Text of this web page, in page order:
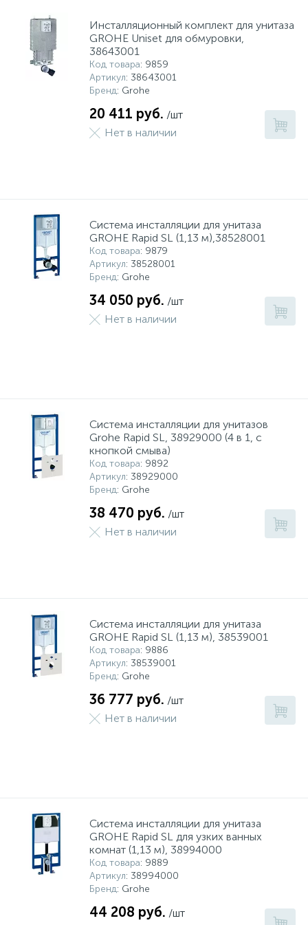
Инсталляционный комплект для унитаза
GROHE Uniset для обмуровки,
38643001
Код товара: 9859
Артикул: 38643001
Бренд: Grohe
20 411 руб. /шт
Нет в наличии
Система инсталляции для унитаза
GROHE Rapid SL (1,13 м),38528001
Код товара: 9879
Артикул: 38528001
Бренд: Grohe
34 050 руб. /шт
Нет в наличии
Система инсталляции для унитазов
Grohe Rapid SL, 38929000 (4 в 1, с
кнопкой смыва)
Код товара: 9892
Артикул: 38929000
Бренд: Grohe
38 470 руб. /шт
Нет в наличии
Система инсталляции для унитаза
GROHE Rapid SL (1,13 м), 38539001
Код товара: 9886
Артикул: 38539001
Бренд: Grohe
36 777 руб. /шт
Нет в наличии
Система инсталляции для унитаза
GROHE Rapid SL для узких ванных
комнат (1,13 м), 38994000
Код товара: 9889
Артикул: 38994000
Бренд: Grohe
44 208 руб. /шт